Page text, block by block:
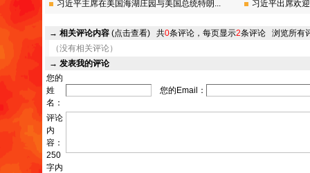
习近平主席在美国海湖庄园与美国总统特朗...
习近平出席欢
→ 相关评论内容 (点击查看) 共0条评论，每页显示2条评论 浏览所有
（没有相关评论）
→ 发表我的评论
您的
姓
名：
您的Email：
评论
内
容：
250
字内